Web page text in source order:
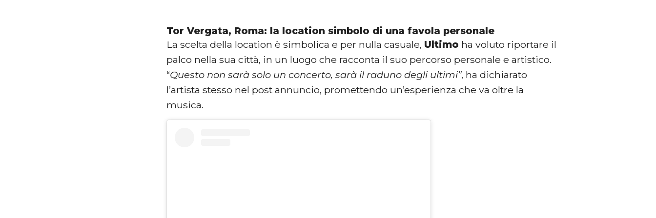
Tor Vergata, Roma: la location simbolo di una favola personale
La scelta della location è simbolica e per nulla casuale, Ultimo ha voluto riportare il
palco nella sua città, in un luogo che racconta il suo percorso personale e artistico.
“Questo non sarà solo un concerto, sarà il raduno degli ultimi”, ha dichiarato
l’artista stesso nel post annuncio, promettendo un’esperienza che va oltre la
musica.